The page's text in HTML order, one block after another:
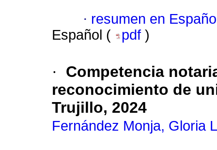
· resumen en
Español (
pdf )
·
Competencia
reconocimiento de
Trujillo, 2024
Fernández Monja, Gloria